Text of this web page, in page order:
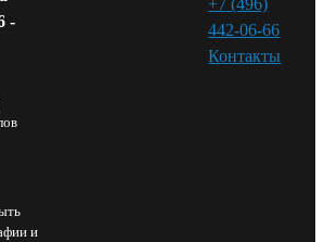
-
и
442-06-66
Контакты⁠